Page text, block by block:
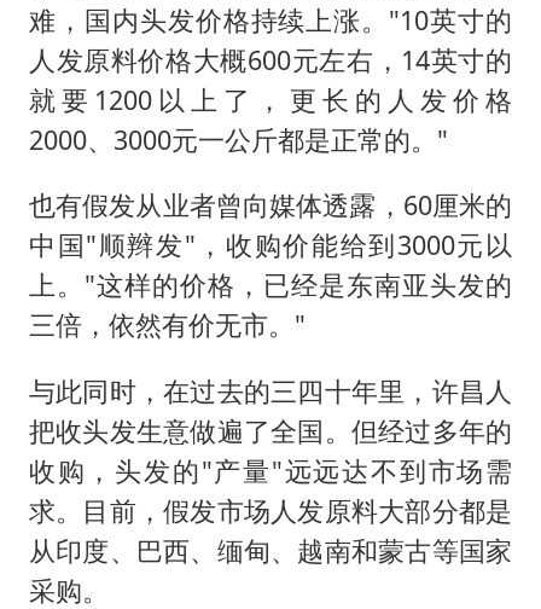
难，国内头发价格持续上涨。"10英寸的
人发原料价格大概600元左右，14英寸的
就要1200以上了，更长的人发价格
2000、3000元一公斤都是正常的。"
也有假发从业者曾向媒体透露，60厘米的
中国"顺辫发"，收购价能给到3000元以
上。"这样的价格，已经是东南亚头发的
三倍，依然有价无市。"
与此同时，在过去的三四十年里，许昌人
把收头发生意做遍了全国。但经过多年的
收购，头发的"产量"远远达不到市场需
求。目前，假发市场人发原料大部分都是
从印度、巴西、缅甸、越南和蒙古等国家
采购。